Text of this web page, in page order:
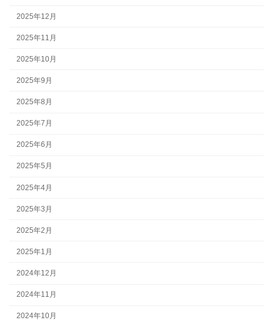
2025年12月
2025年11月
2025年10月
2025年9月
2025年8月
2025年7月
2025年6月
2025年5月
2025年4月
2025年3月
2025年2月
2025年1月
2024年12月
2024年11月
2024年10月